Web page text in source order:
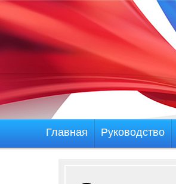
Главная Руководство